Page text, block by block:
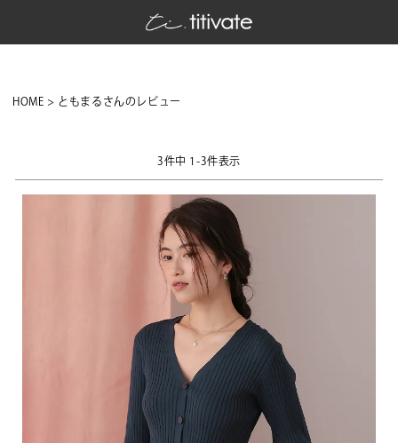
HOME ともまるさんのレビュー
3件中 1 -3件表示